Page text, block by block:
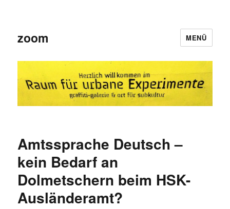
zoom MENÜ
Amtssprache Deutsch –
kein Bedarf an
Dolmetschern beim HSK-
Ausländeramt?